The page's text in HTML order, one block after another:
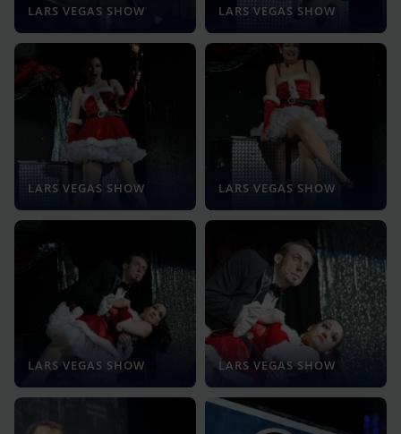
LARS VEGAS SHOW LARS VEGAS SHOW
LARS VEGAS SHOW LARS VEGAS SHOW
LARS VEGAS SHOW LARS VEGAS SHOW